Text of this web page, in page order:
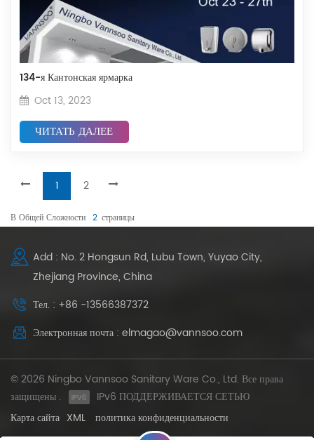
134-я Кантонская ярмарка
Oct 13, 2023
ЧИТАТЬ ДАЛЕЕ
1 2
В Общей Сложности 2 Страницы
Add : No. 2 Hongsun Rd, Lubu Town, Yuyao City,
Zhejiang Province, China
Тел. : +86 -13566387372
Электронная почта : elmagao@vannsoo.com
© 2026 Ningbo Vannsoo Sanitary Ware Co., Ltd. Все права
защищены .
IPv6 ПОДДЕРЖИВАЕТСЯ СЕТЬЮ
Карта сайта XML политика конфиденциальности